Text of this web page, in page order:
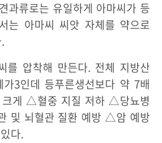
과류로는 유일하게 아마씨가 등
는 아마씨 씨앗 자체를 약으로
를 압착해 만든다. 전체 지방산
3인데 등푸른생선보다 약 7배
크게 △혈중 지질 저하 △당뇨병
및 뇌혈관 질환 예방 △암 예방
다.